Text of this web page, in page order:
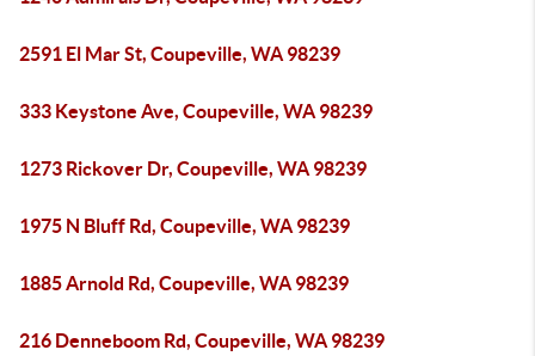
2591 El Mar St, Coupeville, WA 98239
333 Keystone Ave, Coupeville, WA 98239
1273 Rickover Dr, Coupeville, WA 98239
1975 N Bluff Rd, Coupeville, WA 98239
1885 Arnold Rd, Coupeville, WA 98239
216 Denneboom Rd, Coupeville, WA 98239